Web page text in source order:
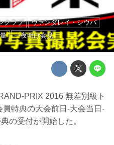
クラブ
ヴァンダレイ・シウバ
一夜明け会見
PRIX 2016 無差別級ト
特典の大会前日-大会当日-
の受付が開始した。